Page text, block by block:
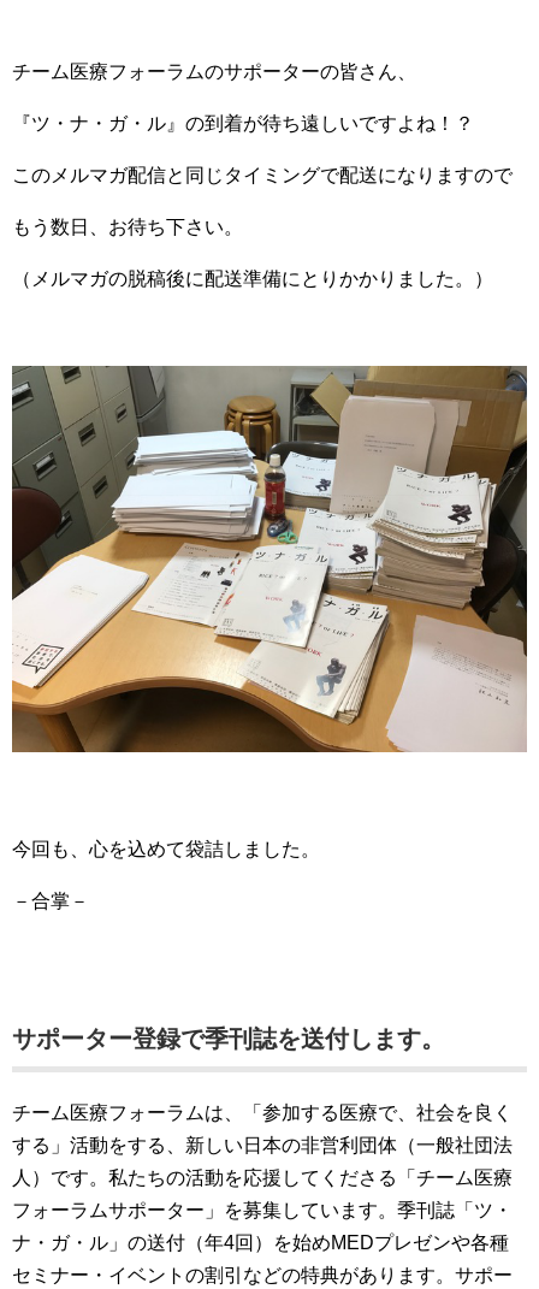
チーム医療フォーラムのサポーターの皆さん、
『ツ・ナ・ガ・ル』の到着が待ち遠しいですよね！？
このメルマガ配信と同じタイミングで配送になりますので
もう数日、お待ち下さい。
（メルマガの脱稿後に配送準備にとりかかりました。）
今回も、心を込めて袋詰しました。
－合掌－
サポーター登録で季刊誌を送付します。
チーム医療フォーラムは、「参加する医療で、社会を良く
する」活動をする、新しい日本の非営利団体（一般社団法
人）です。私たちの活動を応援してくださる「チーム医療
フォーラムサポーター」を募集しています。季刊誌「ツ・
ナ・ガ・ル」の送付（年4回）を始めMEDプレゼンや各種
セミナー・イベントの割引などの特典があります。サポー